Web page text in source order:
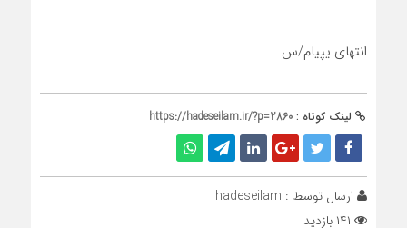
انتهای یپیام/س
لینک کوتاه : https://hadeseilam.ir/?p=2860
ارسال توسط : hadeseilam